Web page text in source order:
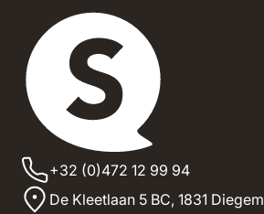
+32 (0)472 12 99 94
De Kleetlaan 5 BC, 1831 Diegem